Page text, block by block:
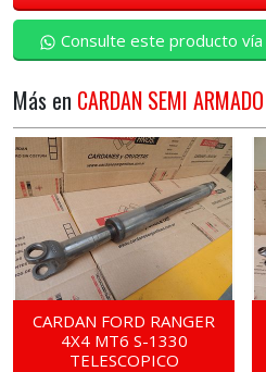
Consulte este producto vía
Más en CARDAN SEMI ARMADO
CARDAN FORD RANGER
4X4 MT6 S-1330
TELESCOPICO